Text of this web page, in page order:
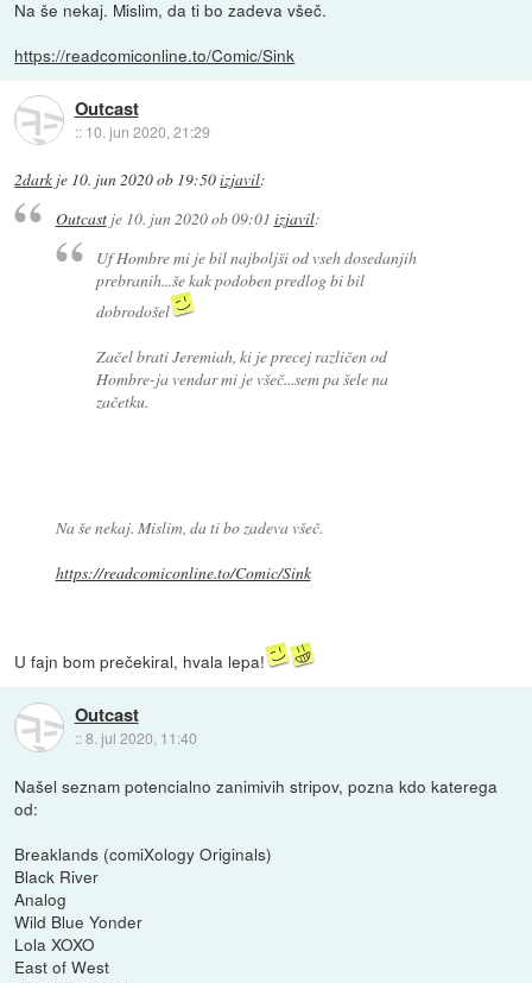
Na še nekaj. Mislim, da ti bo zadeva všeč.
https://readcomiconline.to/Comic/Sink
Outcast
:: 10. jun 2020, 21:29
2dark je 10. jun 2020 ob 19:50izjavil:
Outcastje 10. jun 2020 ob 09:01 izjavil:
Uf Hombre mi je bil najboljši od vseh dosedanjih
prebranih...še kak podoben predlog bi bil
dobrodošel
Začel brati Jeremiah, ki je precej različen od
Hombre-ja vendar mi je všeč...sem pa šele na
začetku.
Na še nekaj. Mislim, da ti bo zadeva všeč.
https://readcomiconline.to/Comic/Sink
U fajn bom prečekiral, hvala lepa!
Outcast
::8. jul 2020, 11:40
Našel seznam potencialno zanimivih stripov, pozna kdo katerega
od:
Breaklands (comiXology Originals)
Black River
Analog
Wild Blue Yonder
Lola XOXO
East of West